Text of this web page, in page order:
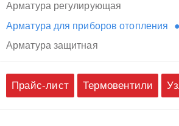
Прайс-лист Термовентили
Арматура регулирующая
Арматура для приборов отопления
Арматура защитная